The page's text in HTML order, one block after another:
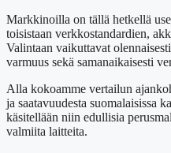
Markkinoilla on tällä hetkellä
toisistaan verkkostandardien,
Valintaan vaikuttavat
varmuus sekä samanaikaisesti
Alla kokoamme vertailun
ja saatavuudesta suomalaisissa
käsitellään niin edullisia
valmiita laitteita.